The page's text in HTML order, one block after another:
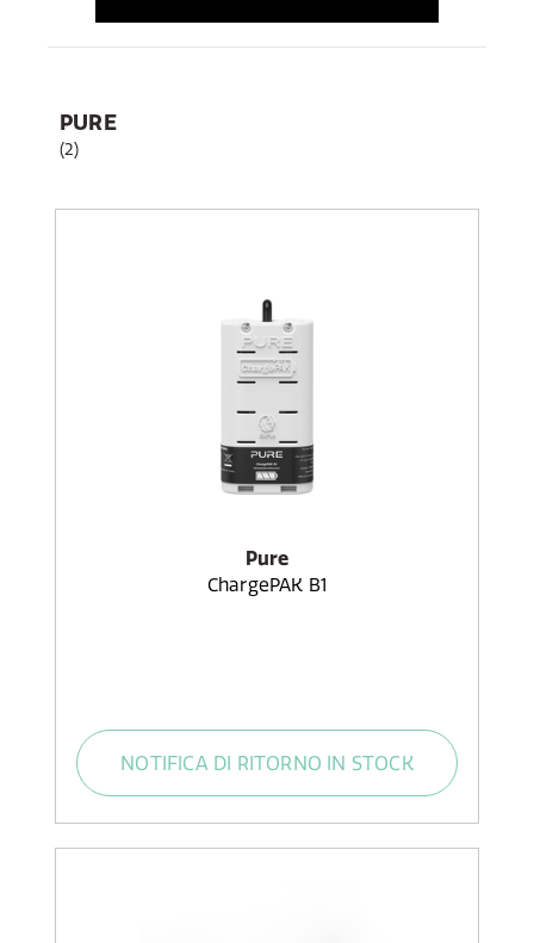
PURE
(2)
Pure
ChargePAK B1
NOTIFICA DI RITORNO IN STOCK